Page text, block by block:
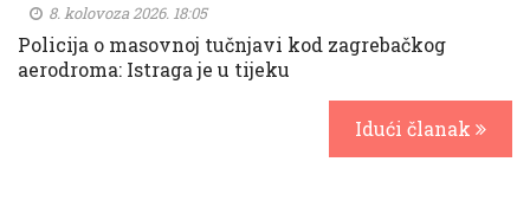
8. kolovoza 2026. 18:05
Policija o masovnoj tučnjavi kod zagrebačkog
aerodroma: Istraga je u tijeku
Idući članak